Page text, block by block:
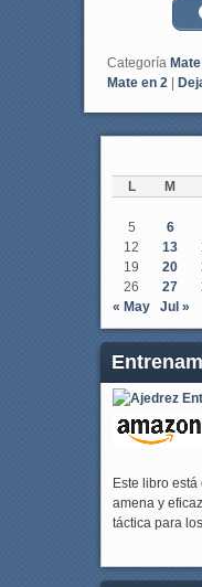
Categoría
Mate en 2
L M
5
6
12
13
19
20
26
27
« May
Jul »
Este libro
amena y
táctica para